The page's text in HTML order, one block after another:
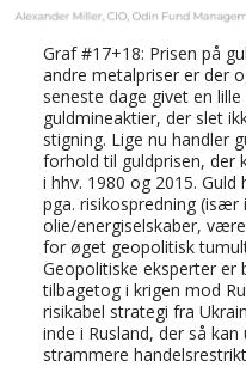
Graf #17+18: Prisen på
andre metalpriser er der
seneste dage givet en
guldmineaktier, der slet
stigning. Lige nu handler
forhold til guldprisen, der
i hhv. 1980 og 2015.
pga. risikospredning
olie/energiselskaber,
for øget geopolitisk
Geopolitiske eksperter er
tilbagetog i krigen mod
risikabel strategi fra
inde i Rusland, der så
strammere